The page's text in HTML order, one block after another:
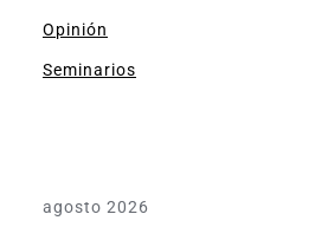
Opinión
Seminarios
agosto 2026